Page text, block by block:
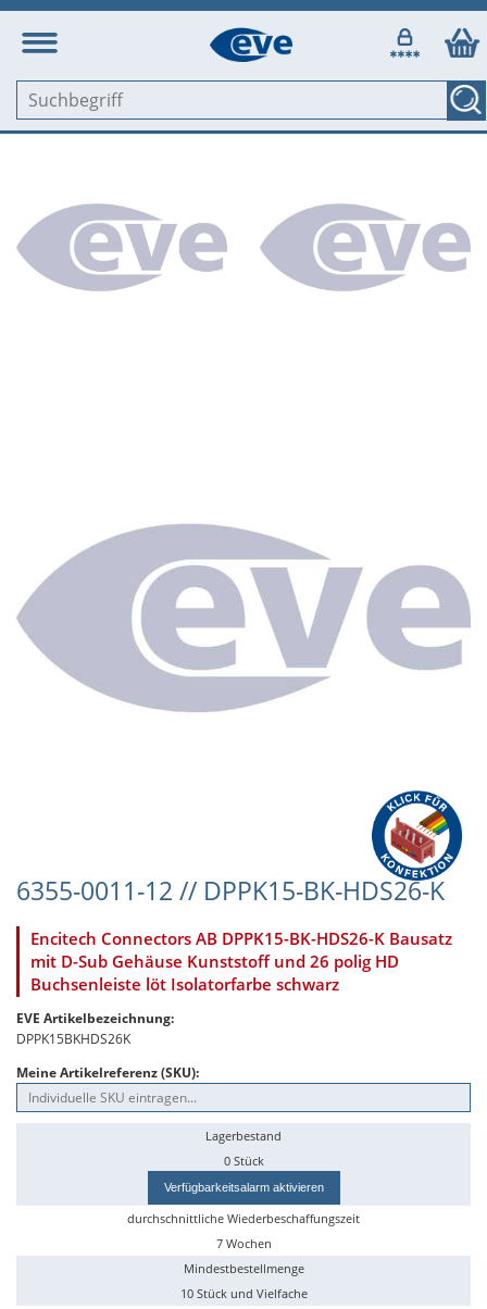
6355-0011-12 // DPPK15-BK-HDS26-K
Encitech Connectors AB DPPK15-BK-HDS26-K Bausatz
mit D-Sub Gehäuse Kunststoff und 26 polig HD
Buchsenleiste löt Isolatorfarbe schwarz
EVE Artikelbezeichnung:
DPPK15BKHDS26K
Meine Artikelreferenz (SKU):
Lagerbestand
0 Stück
Verfügbarkeitsalarm aktivieren
durchschnittliche Wiederbeschaffungszeit
7 Wochen
Mindestbestellmenge
10 Stück und Vielfache